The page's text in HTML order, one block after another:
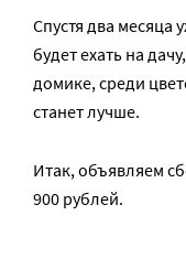
Спустя два месяца
будет ехать на
домике, среди
станет лучше.
Итак, объявляем
900 рублей.